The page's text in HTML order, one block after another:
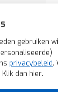
gebruiken
privacybeleid.
dan hier.